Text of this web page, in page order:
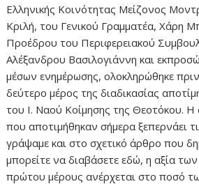
Ελληνικής Κοινότητας Μείζονος
Κριλή, του Γενικού Γραμματέα, Χάρη
Προέδρου του Περιφερειακού
Αλέξανδρου Βασιλογιάννη και
μέσων ενημέρωσης, ολοκληρώθηκε
δεύτερο μέρος της διαδικασίας
του Ι. Ναού Κοίμησης της Θεοτόκου.
που αποτιμήθηκαν σήμερα ξεπερνάει
γράψαμε και στο σχετικό άρθρο που
μπορείτε να διαβάσετε εδώ, η αξία
πρώτου μέρους ανέρχεται στο ποσό